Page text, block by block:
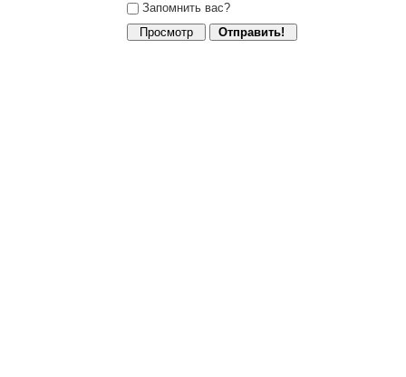
Запомнить вас?